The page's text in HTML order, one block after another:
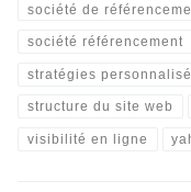
société de
société référencement
stratégies
structure du site web
visibilité en ligne